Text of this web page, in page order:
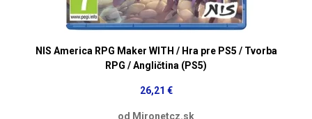
NIS America RPG Maker WITH / Hra pre PS5 / Tvorba
RPG / Angličtina (PS5)
26,21 €
od Mironetcz.sk